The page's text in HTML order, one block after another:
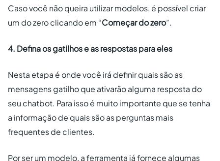
Caso você não queira utilizar modelos, é possível criar
um do zero clicando em “Começar do zero”.
4. Defina os gatilhos e as respostas para eles
Nesta etapa é onde você irá definir quais são as
mensagens gatilho que ativarão alguma resposta do
seu chatbot. Para isso é muito importante que se tenha
a informação de quais são as perguntas mais
frequentes de clientes.
Por ser um modelo, a ferramenta já fornece algumas